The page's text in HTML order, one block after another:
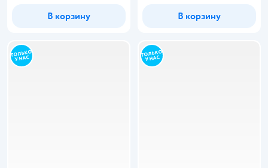
В корзину В корзину